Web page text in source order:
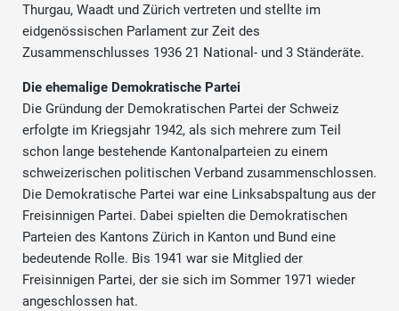
Thurgau, Waadt und Zürich vertreten und stellte im
eidgenössischen Parlament zur Zeit des
Zusammenschlusses 1936 21 National- und 3 Ständeräte.
Die ehemalige Demokratische Partei
Die Gründung der Demokratischen Partei der Schweiz
erfolgte im Kriegsjahr 1942, als sich mehrere zum Teil
schon lange bestehende Kantonalparteien zu einem
schweizerischen politischen Verband zusammenschlossen.
Die Demokratische Partei war eine Linksabspaltung aus der
Freisinnigen Partei. Dabei spielten die Demokratischen
Parteien des Kantons Zürich in Kanton und Bund eine
bedeutende Rolle. Bis 1941 war sie Mitglied der
Freisinnigen Partei, der sie sich im Sommer 1971 wieder
angeschlossen hat.